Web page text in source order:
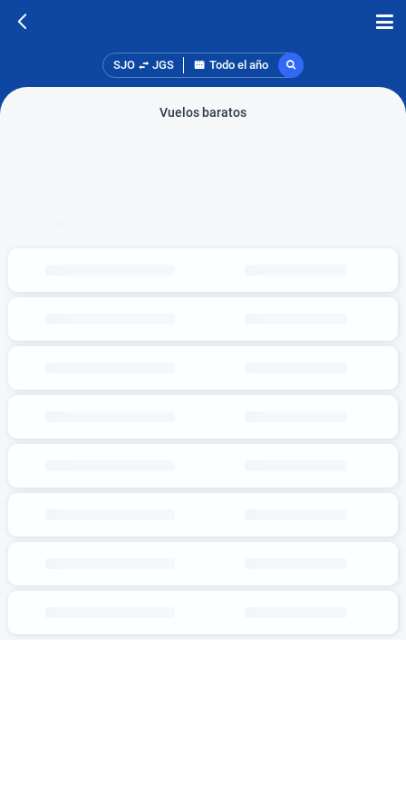
SJO JGS Todo el año
Vuelos baratos